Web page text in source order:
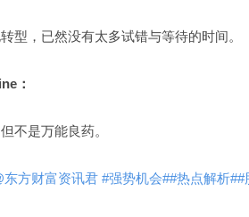
型，已然没有太多试错与等待的时间。
：
不是万能良药。
东方财富资讯君 #强势机会##热点解析##